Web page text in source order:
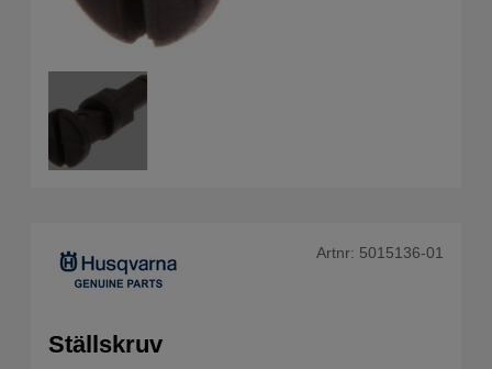
Artnr: 5015136-01
Ställskruv